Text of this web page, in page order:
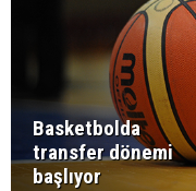
Basketbolda
transfer dönemi
başlıyor